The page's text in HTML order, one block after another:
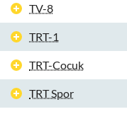
TV-8
TRT-1
TRT-Cocuk
TRT Spor